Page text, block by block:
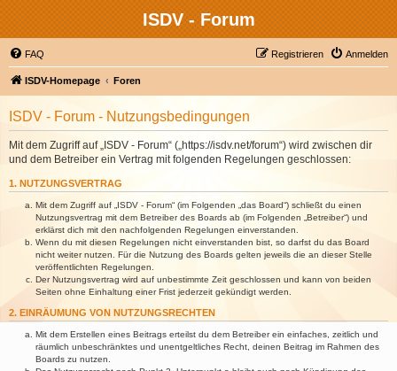
ISDV - Forum
FAQ Anmelden
Registrieren
ISDV-Homepage Foren
ISDV - Forum - Nutzungsbedingungen
Mit dem Zugriff auf „ISDV - Forum“ („https://isdv.net/forum“) wird zwischen dir
und dem Betreiber ein Vertrag mit folgenden Regelungen geschlossen:
1. NUTZUNGSVERTRAG
Mit dem Zugriff auf „ISDV - Forum“ (im Folgenden „das Board“) schließt du einen
Nutzungsvertrag mit dem Betreiber des Boards ab (im Folgenden „Betreiber“) und
erklärst dich mit den nachfolgenden Regelungen einverstanden.
Wenn du mit diesen Regelungen nicht einverstanden bist, so darfst du das Board
nicht weiter nutzen. Für die Nutzung des Boards gelten jeweils die an dieser Stelle
veröffentlichten Regelungen.
Der Nutzungsvertrag wird auf unbestimmte Zeit geschlossen und kann von beiden
Seiten ohne Einhaltung einer Frist jederzeit gekündigt werden.
2. EINRÄUMUNG VON NUTZUNGSRECHTEN
Mit dem Erstellen eines Beitrags erteilst du dem Betreiber ein einfaches, zeitlich und
räumlich unbeschränktes und unentgeltliches Recht, deinen Beitrag im Rahmen des
Boards zu nutzen.